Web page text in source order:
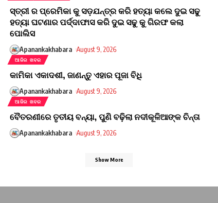
ସ୍ତ୍ରୀ ର ପ୍ରେମିକା କୁ ସଡ଼ଯନ୍ତ୍ର କରି ହତ୍ୟା କଲେ ଦୁଇ ସଢୁ
ହତ୍ୟା ଘଟଣାର ପର୍ଦ୍ଦାଫାସ କରି ଦୁଇ ସଢୁ କୁ ଗିରଫ କଲା
ପୋଲିସ
Apanankakhabara August 9, 2026
ଆଜିର ଖବର
କାମିକା ଏକାଦଶୀ, ଜାଣନ୍ତୁ ଏହାର ପୂଜା ବିଧି
Apanankakhabara August 9, 2026
ଆଜିର ଖବର
ବୈତରଣୀରେ ତୃତୀୟ ବନ୍ୟା, ପୁଣି ବଢ଼ିଲା ନଦୀକୂଳିଆଙ୍କ ଚିନ୍ତା
Apanankakhabara August 9, 2026
Show More